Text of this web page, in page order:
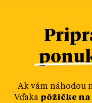
Ak vám náhodou
Vďaka pôžičke